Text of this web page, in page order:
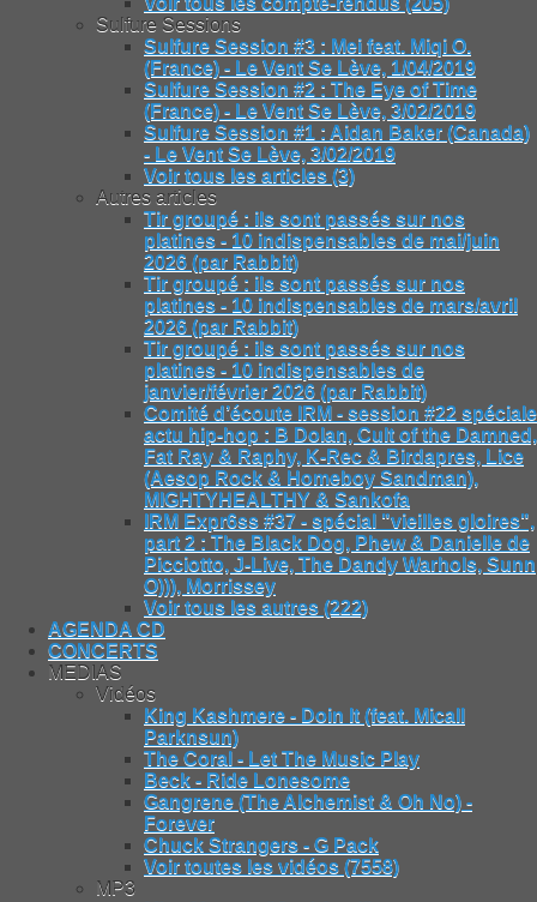
Sulfure Sessions
Sulfure Session #3 : Mei feat. Miqi O.
(France) - Le Vent Se Lève, 1/04/2019
Sulfure Session #2 : The Eye of Time
(France) - Le Vent Se Lève, 3/02/2019
Sulfure Session #1 : Aidan Baker (Canada)
- Le Vent Se Lève, 3/02/2019
Voir tous les articles (3)
Autres articles
Tir groupé : ils sont passés sur nos
platines - 10 indispensables de mai/juin
2026 (par Rabbit)
Tir groupé : ils sont passés sur nos
platines - 10 indispensables de mars/avril
2026 (par Rabbit)
Tir groupé : ils sont passés sur nos
platines - 10 indispensables de
janvier/février 2026 (par Rabbit)
Comité d’écoute IRM - session #22 spéciale
actu hip-hop : B Dolan, Cult of the Damned,
Fat Ray & Raphy, K-Rec & Birdapres, Lice
(Aesop Rock & Homeboy Sandman),
MIGHTYHEALTHY & Sankofa
IRM Expr6ss #37 - spécial "vieilles gloires",
part 2 : The Black Dog, Phew & Danielle de
Picciotto, J-Live, The Dandy Warhols, Sunn
O))), Morrissey
Voir tous les autres (222)
AGENDA CD
CONCERTS
MEDIAS
Vidéos
King Kashmere - Doin It (feat. Micall
Parknsun)
The Coral - Let The Music Play
Beck - Ride Lonesome
Gangrene (The Alchemist & Oh No) -
Forever
Chuck Strangers - G Pack
Voir toutes les vidéos (7558)
MP3